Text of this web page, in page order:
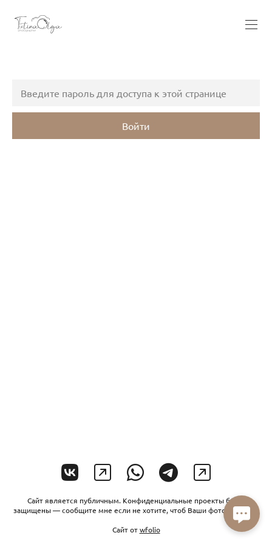
Войти
Сайт является публичным. Конфиденциальные проекты будут
защищены — сообщите мне если не хотите, чтоб Ваши фото увидели.
Сайт отwfolio